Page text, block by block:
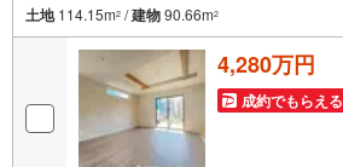
土地114.15m2 /建物90.66m2
4,280万円
成約でもらえる